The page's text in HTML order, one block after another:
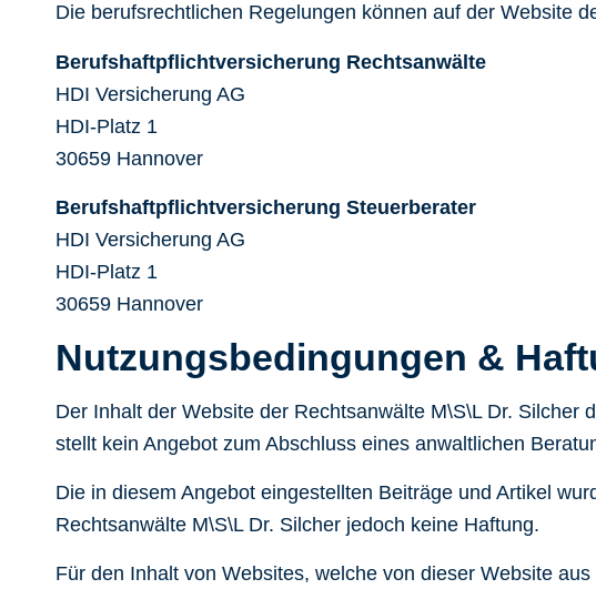
Die berufsrechtlichen Regelungen können auf der Website
Berufshaftpflichtversicherung Rechtsanwälte
HDI Versicherung AG
HDI-Platz 1
30659 Hannover
Berufshaftpflichtversicherung Steuerberater
HDI Versicherung AG
HDI-Platz 1
30659 Hannover
Nutzungsbedingungen &
Der Inhalt der Website der Rechtsanwälte M\S\L Dr.
stellt kein Angebot zum Abschluss eines anwaltlichen
Die in diesem Angebot eingestellten Beiträge und Artikel
Rechtsanwälte M\S\L Dr. Silcher jedoch keine Haftung.
Für den Inhalt von Websites, welche von dieser Website